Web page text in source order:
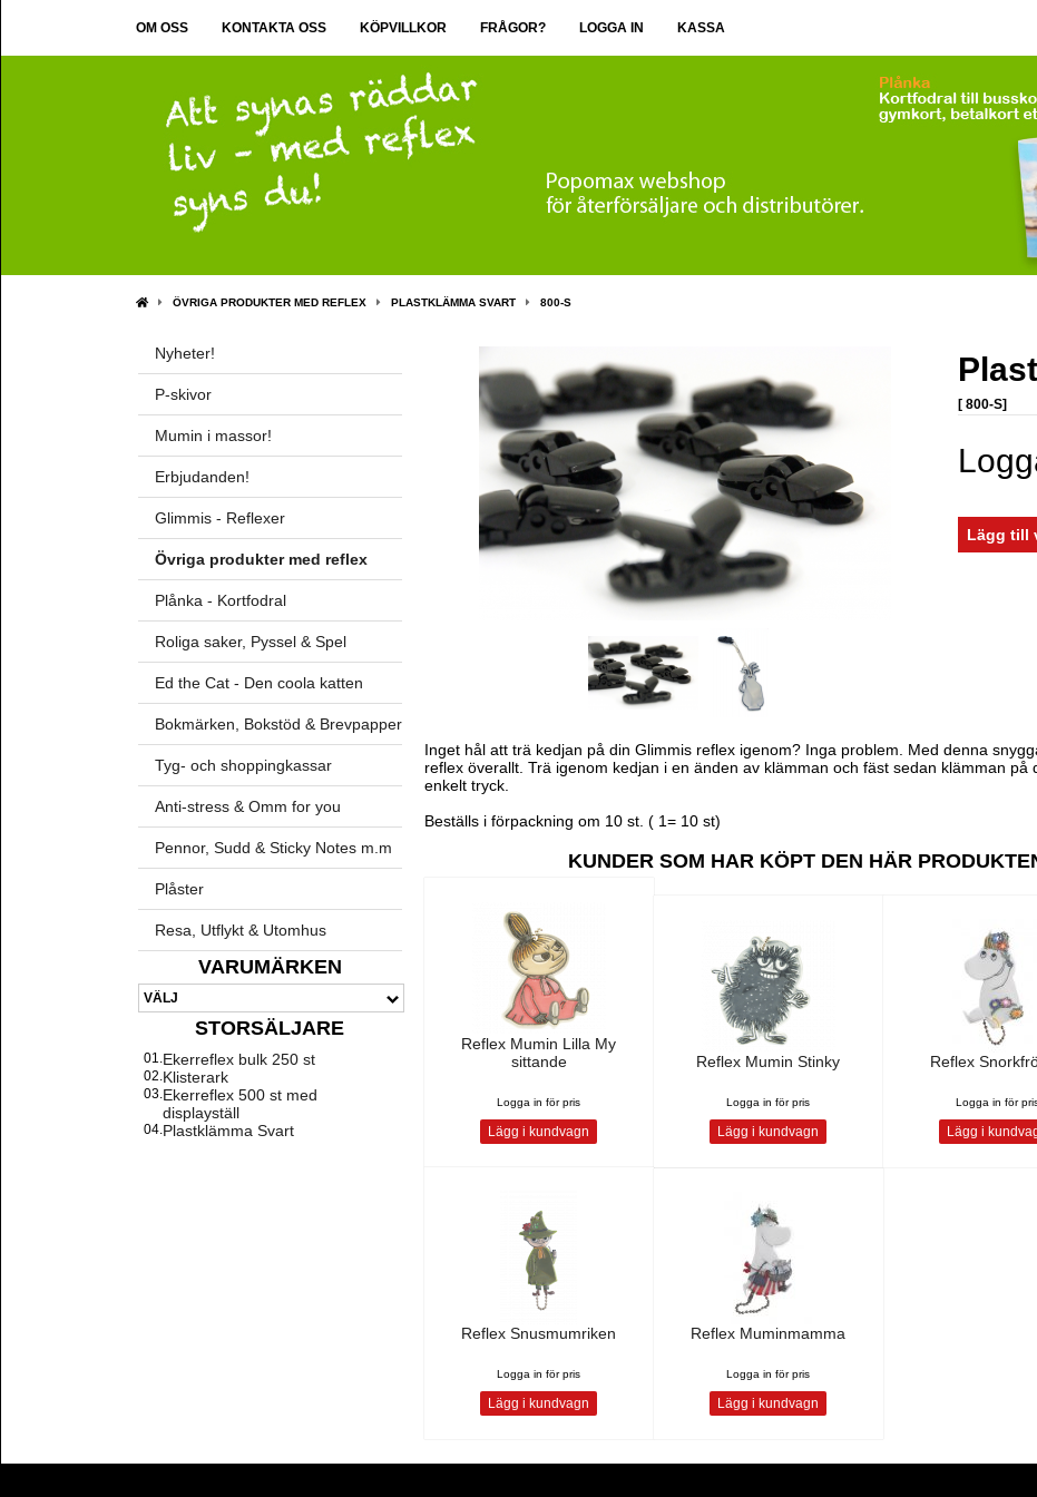
OM OSS KONTAKTA OSS KÖPVILLKOR FRÅGOR? LOGGA IN KASSA
ÖVRIGA PRODUKTER MED REFLEX PLASTKLÄMMA SVART 800-S
Nyheter!
P-skivor
Mumin i massor!
Erbjudanden!
Glimmis - Reflexer
Övriga produkter med reflex
Plånka - Kortfodral
Roliga saker, Pyssel & Spel
Ed the Cat - Den coola katten
Bokmärken, Bokstöd & Brevpapper
Tyg- och shoppingkassar
Anti-stress & Omm for you
Pennor, Sudd & Sticky Notes m.m
Plåster
Resa, Utflykt & Utomhus
VARUMÄRKEN
STORSÄLJARE
01.Ekerreflex bulk 250 st
02.Klisterark
03.Ekerreflex 500 st med
displayställ
04.Plastklämma Svart
[ 800-S]
Inget hål att trä kedjan på din Glimmis reflex igenom? Inga problem. Med denna
reflex överallt. Trä igenom kedjan i en änden av klämman och fäst sedan klämman
enkelt tryck.
Beställs i förpackning om 10 st. ( 1= 10 st)
KUNDER SOM HAR KÖPT DEN HÄR
Reflex Mumin Lilla My
sittande
Logga in för pris
Lägg i kundvagn
Reflex Mumin Stinky
Logga in för pris
Lägg i kundvagn
Reflex
Logga in för
Lägg i
Reflex Snusmumriken
Logga in för pris
Lägg i kundvagn
Reflex Muminmamma
Logga in för pris
Lägg i kundvagn